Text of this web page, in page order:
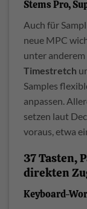
Stems Pro,
Auch für
neue MPC
unter anderem
Timestretch
Samples
anpassen.
setzen laut
voraus, etwa
37 Tasten,
direkten
Keyboard-